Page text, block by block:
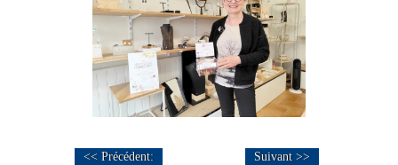
<< Précédent: Suivant >>